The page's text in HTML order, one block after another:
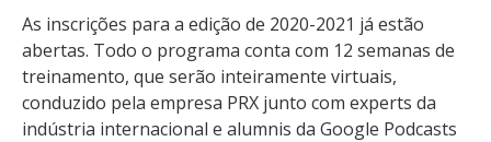
As inscrições para a edição de 2020-2021 já estão
abertas. Todo o programa conta com 12 semanas de
treinamento, que serão inteiramente virtuais,
conduzido pela empresa PRX junto com experts da
indústria internacional e alumnis da Google Podcasts